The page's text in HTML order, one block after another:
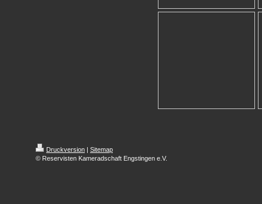
Druckversion | Sitemap
© Reservisten Kameradschaft Engstingen e.V.